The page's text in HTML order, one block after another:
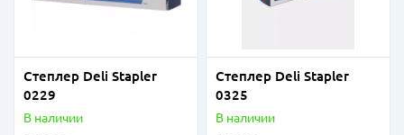
Степлер Deli Stapler
0229
В наличии
Степлер Deli Stapler
0325
В наличии